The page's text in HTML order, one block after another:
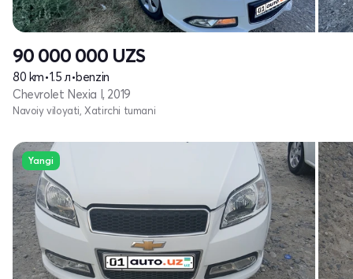
90 000 000 UZS
80 km•1.5 л•benzin
Chevrolet Nexia I, 2019
Navoiy viloyati, Xatirchi tumani
Yangi